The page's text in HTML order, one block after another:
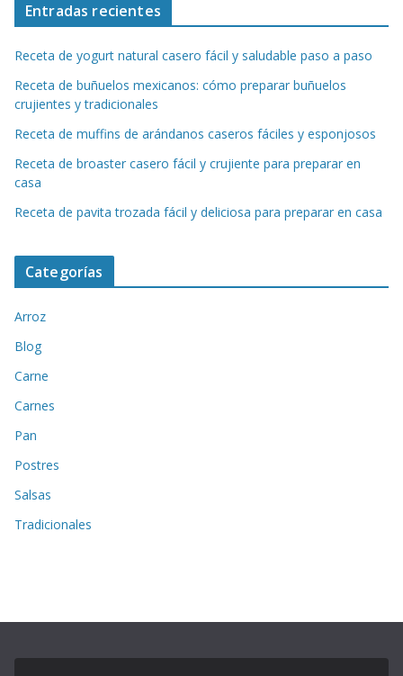
Entradas recientes
Receta de yogurt natural casero fácil y saludable paso a paso
Receta de buñuelos mexicanos: cómo preparar buñuelos
crujientes y tradicionales
Receta de muffins de arándanos caseros fáciles y esponjosos
Receta de broaster casero fácil y crujiente para preparar en
casa
Receta de pavita trozada fácil y deliciosa para preparar en casa
Categorías
Arroz
Blog
Carne
Carnes
Pan
Postres
Salsas
Tradicionales